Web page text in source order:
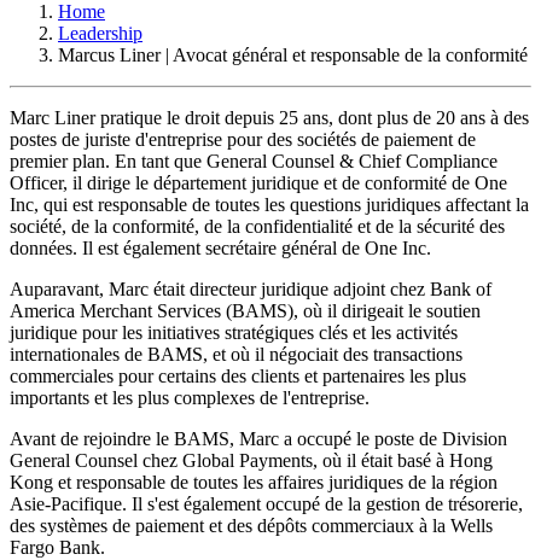
Home
Leadership
Marcus Liner | Avocat général et responsable de la conformité
Marc Liner pratique le droit depuis 25 ans, dont plus de 20 ans à des
postes de juriste d'entreprise pour des sociétés de paiement de
premier plan. En tant que General Counsel & Chief Compliance
Officer, il dirige le département juridique et de conformité de One
Inc, qui est responsable de toutes les questions juridiques affectant la
société, de la conformité, de la confidentialité et de la sécurité des
données. Il est également secrétaire général de One Inc.
Auparavant, Marc était directeur juridique adjoint chez Bank of
America Merchant Services (BAMS), où il dirigeait le soutien
juridique pour les initiatives stratégiques clés et les activités
internationales de BAMS, et où il négociait des transactions
commerciales pour certains des clients et partenaires les plus
importants et les plus complexes de l'entreprise.
Avant de rejoindre le BAMS, Marc a occupé le poste de Division
General Counsel chez Global Payments, où il était basé à Hong
Kong et responsable de toutes les affaires juridiques de la région
Asie-Pacifique. Il s'est également occupé de la gestion de trésorerie,
des systèmes de paiement et des dépôts commerciaux à la Wells
Fargo Bank.